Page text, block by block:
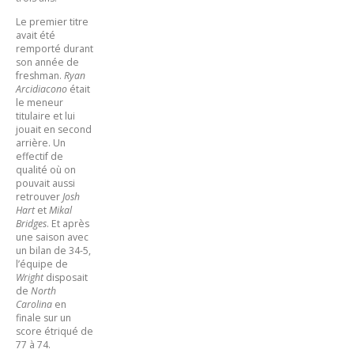
Le premier titre
avait été
remporté durant
son année de
freshman. Ryan
Arcidiacono était
le meneur
titulaire et lui
jouait en second
arrière. Un
effectif de
qualité où on
pouvait aussi
retrouverJosh
HartetMikal
Bridges. Et après
une saison avec
un bilan de 34-5,
l’équipe de
Wrightdisposait
de North
Carolina en
finale sur un
score étriqué de
77 à 74.